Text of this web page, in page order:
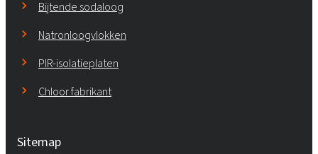
Bijtende sodaloog
Natronloogvlokken
PIR-isolatieplaten
Chloor fabrikant
Sitemap